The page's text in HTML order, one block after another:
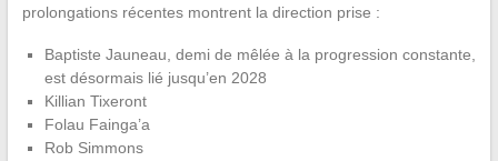
prolongations récentes montrent la direction prise :
Baptiste Jauneau, demi de mêlée à la progression constante,
est désormais lié jusqu’en 2028
Killian Tixeront
Folau Fainga’a
Rob Simmons